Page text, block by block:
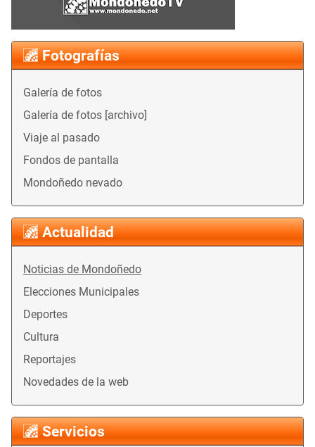
Fotografías
Galería de fotos
Galería de fotos [archivo]
Viaje al pasado
Fondos de pantalla
Mondoñedo nevado
Actualidad
Noticias de Mondoñedo
Elecciones Municipales
Deportes
Cultura
Reportajes
Novedades de la web
Servicios